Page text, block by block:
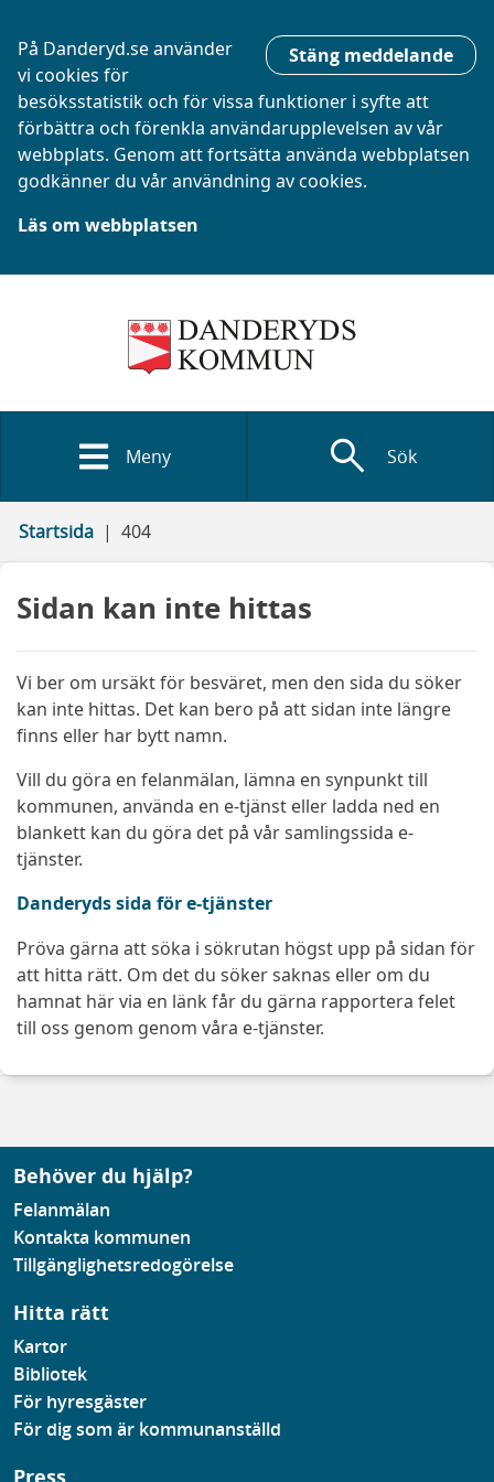
Stäng meddelande
På Danderyd.se använder
vi cookies för
besöksstatistik och för vissa funktioner i syfte att
förbättra och förenkla användarupplevelsen av vår
webbplats. Genom att fortsätta använda webbplatsen
godkänner du vår användning av cookies.
Läs om webbplatsen
Meny search Sök
Startsida 404
Sidan kan inte hittas
Vi ber om ursäkt för besväret, men den sida du söker
kan inte hittas. Det kan bero på att sidan inte längre
finns eller har bytt namn.
Vill du göra en felanmälan, lämna en synpunkt till
kommunen, använda en e-tjänst eller ladda ned en
blankett kan du göra det på vår samlingssida e-
tjänster.
Danderyds sida för e-tjänster
Pröva gärna att söka i sökrutan högst upp på sidan för
att hitta rätt. Om det du söker saknas eller om du
hamnat här via en länk får du gärna rapportera felet
till oss genom genom våra e-tjänster.
Behöver du hjälp?
Felanmälan
Kontakta kommunen
Tillgänglighetsredogörelse
Hitta rätt
Kartor
Bibliotek
För hyresgäster
För dig som är kommunanställd
Press